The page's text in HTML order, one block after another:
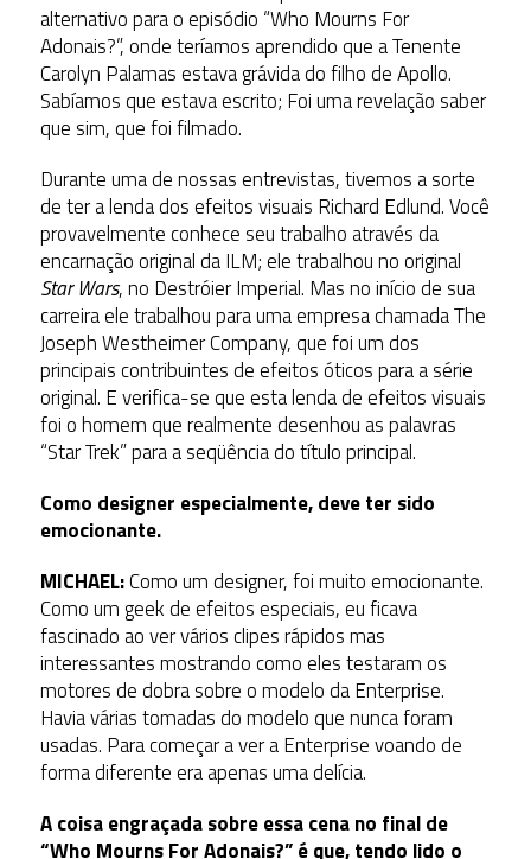
alternativo para o episódio “Who Mourns For
Adonais?”, onde teríamos aprendido que a Tenente
Carolyn Palamas estava grávida do filho de Apollo.
Sabíamos que estava escrito; Foi uma revelação saber
que sim, que foi filmado.
Durante uma de nossas entrevistas, tivemos a sorte
de ter a lenda dos efeitos visuais Richard Edlund. Você
provavelmente conhece seu trabalho através da
encarnação original da ILM; ele trabalhou no original
Star Wars, no Destróier Imperial. Mas no início de sua
carreira ele trabalhou para uma empresa chamada The
Joseph Westheimer Company, que foi um dos
principais contribuintes de efeitos óticos para a série
original. E verifica-se que esta lenda de efeitos visuais
foi o homem que realmente desenhou as palavras
“Star Trek” para a seqüência do título principal.
Como designer especialmente, deve ter sido
emocionante.
MICHAEL:Como um designer, foi muito emocionante.
Como um geek de efeitos especiais, eu ficava
fascinado ao ver vários clipes rápidos mas
interessantes mostrando como eles testaram os
motores de dobra sobre o modelo da Enterprise.
Havia várias tomadas do modelo que nunca foram
usadas. Para começar a ver a Enterprise voando de
forma diferente era apenas uma delícia.
A coisa engraçada sobre essa cena no final de
“Who Mourns For Adonais?” é que, tendo lido o